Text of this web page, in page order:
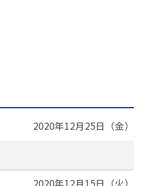
2020年12月25日（金）